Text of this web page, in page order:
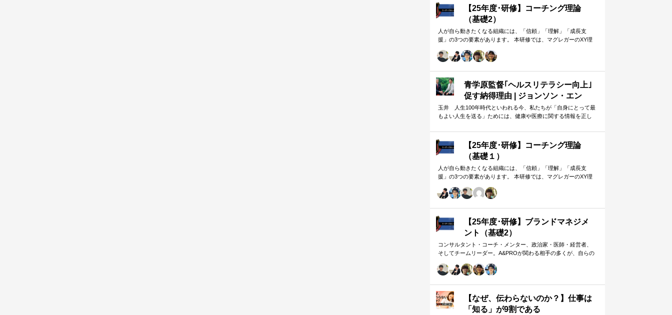
顧客対応の難航など）を、“人間理解”を通して紐解く実践型のプ
ログラムです。
【25年度･研修】コーチング理論
（基礎2）
人が自ら動きたくなる組織には、「信頼」「理解」「成長支
援」の3つの要素があります。 本研修では、マグレガーのXY理
「人はなぜ動くのか」「どうすれば自ら動くようになるのか」
顧客対応の難航など）を、“人間理解”を通して紐解く実践型のプ
ログラムです。
青学原監督｢ヘルスリテラシー向上｣
促す納得理由 | ジョンソン・エン
ド・ジョンソン | 東洋経済オンライ
ン
玉井 人生100年時代といわれる今、私たちが「自身にとって最
もよい人生を送る」ためには、健康や医療に関する情報を正し
【25年度･研修】コーチング理論
（基礎１）
人が自ら動きたくなる組織には、「信頼」「理解」「成長支
援」の3つの要素があります。 本研修では、マグレガーのXY理
「人はなぜ動くのか」「どうすれば自ら動くようになるのか」
顧客対応の難航など）を、“人間理解”を通して紐解く実践型のプ
ログラムです。
【25年度･研修】ブランドマネジメ
ント（基礎2）
コンサルタント・コーチ・メンター、政治家・医師・経営者、
そしてチームリーダー。A&PROが関わる相手の多くが、自らの
【なぜ、伝わらないのか？】仕事は
「知る」が9割である